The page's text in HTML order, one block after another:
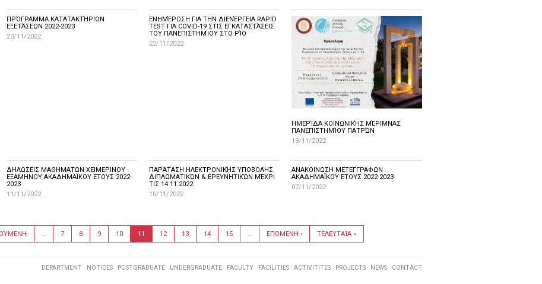
ΠΡΌΓΡΑΜΜΑ ΚΑΤΑΤΑΚΤΉΡΙΩΝ
ΕΞΕΤΆΣΕΩΝ 2022-2023
23/11/2022
ΕΝΗΜΈΡΩΣΗ ΓΙΑ ΤΗΝ ΔΙΕΝΈΡΓΕΙΑ RAPID
TEST ΓΙΑ COVID-19 ΣΤΙΣ ΕΓΚΑΤΑΣΤΆΣΕΙΣ
ΤΟΥ ΠΑΝΕΠΙΣΤΗΜΊΟΥ ΣΤΟ ΡΊΟ
22/11/2022
ΗΜΕΡΊΔΑ ΚΟΙΝΩΝΙΚΉΣ ΜΈΡΙΜΝΑΣ
ΠΑΝΕΠΙΣΤΗΜΊΟΥ ΠΑΤΡΏΝ
18/11/2022
ΔΗΛΩΣΕΙΣ ΜΑΘΗΜΑΤΩΝ ΧΕΙΜΕΡΙΝΟΥ
ΕΞΑΜΗΝΟΥ ΑΚΑΔΗΜΑΪΚΟΥ ΕΤΟΥΣ 2022-
2023
11/11/2022
ΠΑΡΆΤΑΣΗ ΗΛΕΚΤΡΟΝΙΚΉΣ ΥΠΟΒΟΛΉΣ
ΔΙΠΛΩΜΑΤΙΚΏΝ & ΕΡΕΥΝΗΤΙΚΏΝ ΜΈΧΡΙ
ΤΙΣ 14.11.2022
10/11/2022
ANAKOINΩΣH ΜΕΤΕΓΓΡΑΦΩΝ
ΑΚΑΔΗΜΑΪΚΟΥ ΕΤΟΥΣ 2022-2023
07/11/2022
… 7 8 9 10 11 12 13 14 15 … ΕΠΌΜΕΝΗ › ΤΕΛΕΥΤΑΊΑ »
DEPARTMENT NOTICES POSTGRADUATE UNDERGRADUATE FACULTY FACILITIES ACTIVITITES PROJECTS NEWS CONTACT